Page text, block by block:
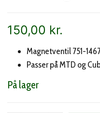
150,00 kr.
Magnetventil 751-
Passer på MTD og
På lager